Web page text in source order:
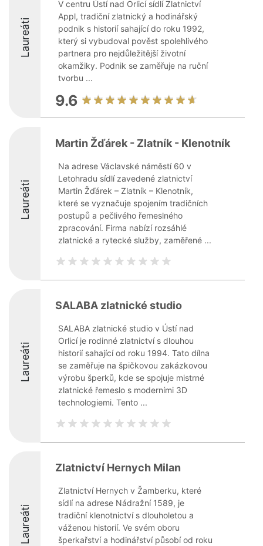
Laureáti
V centru Ústí nad Orlicí sídlí Zlatnictví
Appl, tradiční zlatnický a hodinářský
podnik s historií sahající do roku 1992,
který si vybudoval pověst spolehlivého
partnera pro nejdůležitější životní
okamžiky. Podnik se zaměřuje na ruční
tvorbu ...
9.6
Laureáti
Martin Žďárek - Zlatník - Klenotník
Na adrese Václavské náměstí 60 v
Letohradu sídlí zavedené zlatnictví
Martin Žďárek – Zlatník – Klenotník,
které se vyznačuje spojením tradičních
postupů a pečlivého řemeslného
zpracování. Firma nabízí rozsáhlé
zlatnické a rytecké služby, zaměřené ...
Laureáti
SALABA zlatnické studio
SALABA zlatnické studio v Ústí nad
Orlicí je rodinné zlatnictví s dlouhou
historií sahající od roku 1994. Tato dílna
se zaměřuje na špičkovou zakázkovou
výrobu šperků, kde se spojuje mistrné
zlatnické řemeslo s moderními 3D
technologiemi. Tento ...
Laureáti
Zlatnictví Hernych Milan
Zlatnictví Hernych v Žamberku, které
sídlí na adrese Nádražní 1589, je
tradiční klenotnictví s dlouholetou a
váženou historií. Ve svém oboru
šperkařství a hodinářství působí od roku